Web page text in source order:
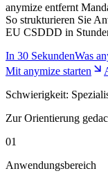
anymize entfernt
So strukturieren Sie
EU CSDDD in
In 30 SekundenWas
Mit anymize starten
Schwierigkeit:
Zur Orientierung
01
Anwendungsbereich